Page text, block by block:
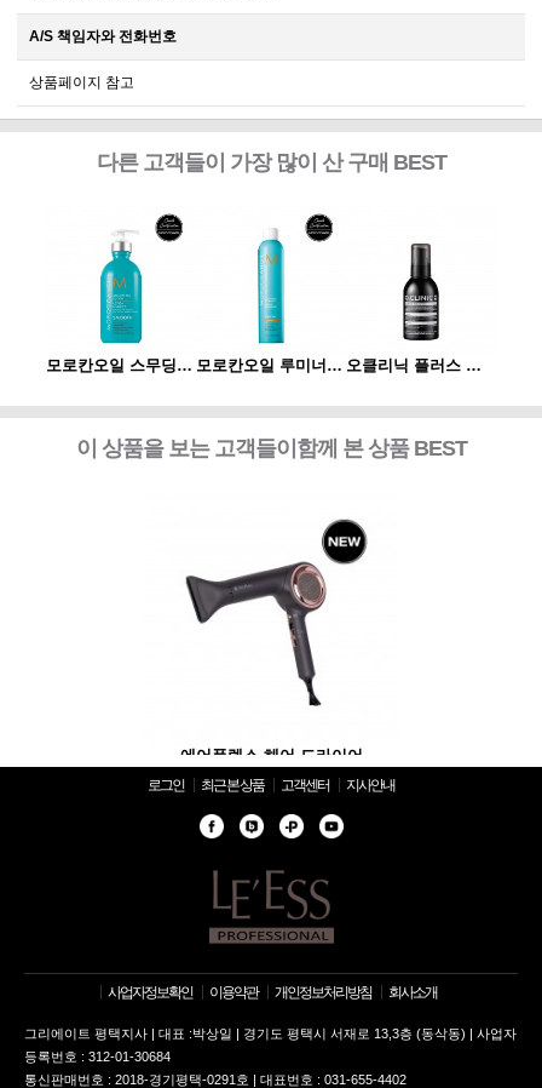
A/S 책임자와 전화번호
상품페이지 참고
다른 고객들이 가장 많이 산 구매 BEST
모로칸오일 스무딩 로션 300ml 모로칸오일 루미너스 헤어 스프레이 스트롱 330ml 오클리닉 플러스 플렉신 부스터 120ml
이 상품을 보는 고객들이함께 본 상품 BEST
에어플렉스 헤어 드라이어
로그인 최근 본 상품 고객센터 지사안내
사업자정보확인 이용약관 개인정보처리방침 회사소개
그리에이트 평택지사 | 대표 :박상일 | 경기도 평택시 서재로 13,3층 (동삭동) | 사업자
등록번호 : 312-01-30684
통신판매번호 : 2018-경기평택-0291호 | 대표번호 : 031-655-4402